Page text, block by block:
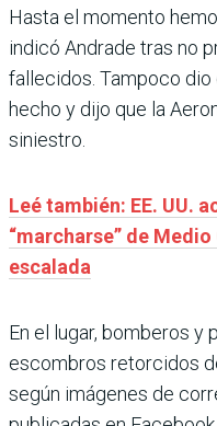
Hasta el momento
indicó Andrade tras no
fallecidos. Tampoco
hecho y dijo que la
siniestro.
Leé también: EE. UU.
“marcharse” de
escalada
En el lugar, bomberos y
escombros retorcidos
según imágenes de